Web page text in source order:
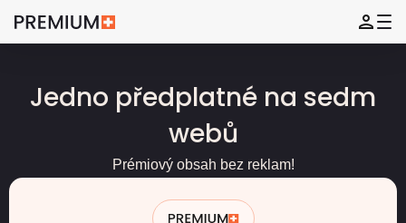
Jedno předplatné na sedm
webů
Prémiový obsah bez reklam!